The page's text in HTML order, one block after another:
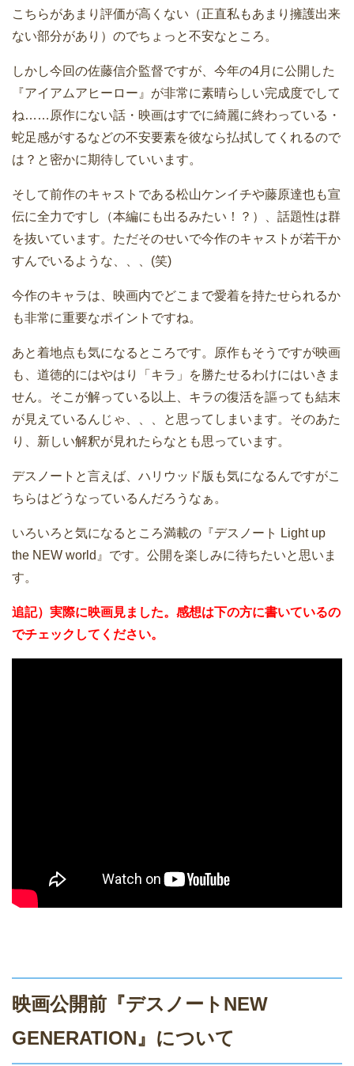
こちらがあまり評価が高くない（正直私もあまり擁護出来
ない部分があり）のでちょっと不安なところ。
しかし今回の佐藤信介監督ですが、今年の4月に公開した
『アイアムアヒーロー』が非常に素晴らしい完成度でして
ね……原作にない話・映画はすでに綺麗に終わっている・
蛇足感がするなどの不安要素を彼なら払拭してくれるので
は？と密かに期待していいます。
そして前作のキャストである松山ケンイチや藤原達也も宣
伝に全力ですし（本編にも出るみたい！？）、話題性は群
を抜いています。ただそのせいで今作のキャストが若干か
すんでいるような、、、(笑)
今作のキャラは、映画内でどこまで愛着を持たせられるか
も非常に重要なポイントですね。
あと着地点も気になるところです。原作もそうですが映画
も、道徳的にはやはり「キラ」を勝たせるわけにはいきま
せん。そこが解っている以上、キラの復活を謳っても結末
が見えているんじゃ、、、と思ってしまいます。そのあた
り、新しい解釈が見れたらなとも思っています。
デスノートと言えば、ハリウッド版も気になるんですがこ
ちらはどうなっているんだろうなぁ。
いろいろと気になるところ満載の『デスノート Light up
the NEW world』です。公開を楽しみに待ちたいと思いま
す。
追記）実際に映画見ました。感想は下の方に書いているの
でチェックしてください。
映画公開前『デスノートNEW
GENERATION』について